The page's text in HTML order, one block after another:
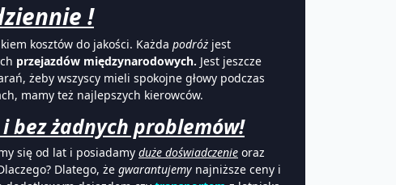
!
kosztów do jakości. Każda podróż jest
przejazdów międzynarodowych. Jest jeszcze
żeby wszyscy mieli spokojne głowy podczas
mamy też najlepszych kierowców.
bez żadnych problemów!
się od lat i posiadamy duże doświadczenie oraz
Dlatego, że gwarantujemy najniższe ceny i